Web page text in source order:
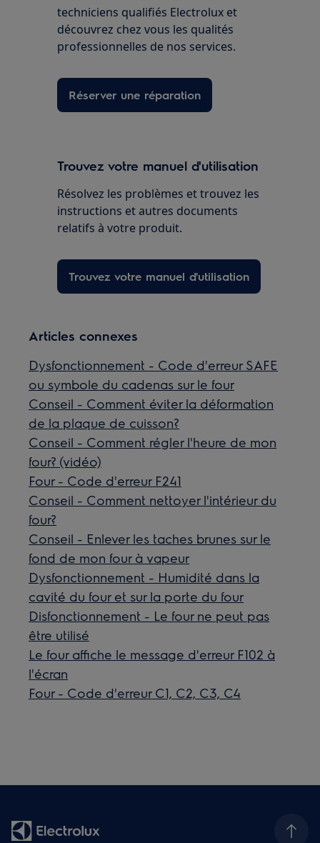
techniciens qualifiés Electrolux et
découvrez chez vous les qualités
professionnelles de nos services.
Réserver une réparation
Trouvez votre manuel d'utilisation
Résolvez les problèmes et trouvez les
instructions et autres documents
relatifs à votre produit.
Trouvez votre manuel d'utilisation
Articles connexes
Dysfonctionnement - Code d'erreur SAFE
ou symbole du cadenas sur le four
Conseil - Comment éviter la déformation
de la plaque de cuisson?
Conseil - Comment régler l'heure de mon
four? (vidéo)
Four - Code d'erreur F241
Conseil - Comment nettoyer l'intérieur du
four?
Conseil - Enlever les taches brunes sur le
fond de mon four à vapeur
Dysfonctionnement - Humidité dans la
cavité du four et sur la porte du four
Disfonctionnement - Le four ne peut pas
être utilisé
Le four affiche le message d'erreur F102 à
l'écran
Four - Code d'erreur C1, C2, C3, C4